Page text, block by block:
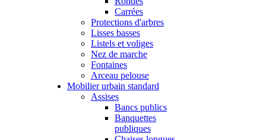
Carrées
Protections d'arbres
Lisses basses
Listels et voliges
Nez de marche
Fontaines
Arceau pelouse
Mobilier urbain standard
Assises
Bancs publics
Banquettes
publiques